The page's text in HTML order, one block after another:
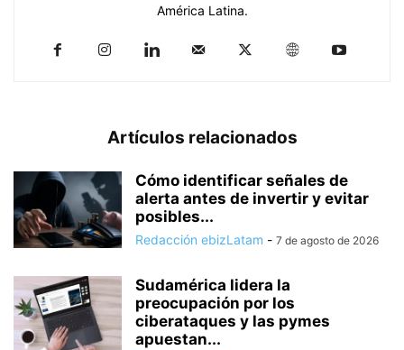
América Latina.
Artículos relacionados
Cómo identificar señales de
alerta antes de invertir y evitar
posibles...
Redacción ebizLatam - 7 de agosto de 2026
Sudamérica lidera la
preocupación por los
ciberataques y las pymes
apuestan...